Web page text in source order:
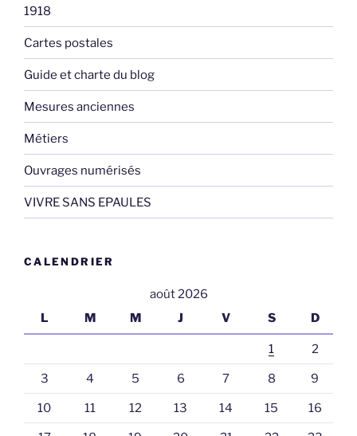
1918
Cartes postales
Guide et charte du blog
Mesures anciennes
Métiers
Ouvrages numérisés
VIVRE SANS EPAULES
CALENDRIER
août 2026
L
M M J V S D
1 2
3 4 5 6 7 8 9
10 11 12 13 14 15 16